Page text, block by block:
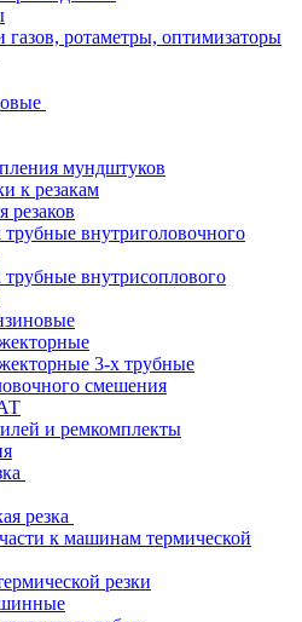
газов, ротаметры, оптимизаторы
мундштуков
к резакам
резаков
трубные внутриголовочного
трубные внутрисоплового
3-х трубные
смешения
и ремкомплекты
резка
к машинам термической
резки